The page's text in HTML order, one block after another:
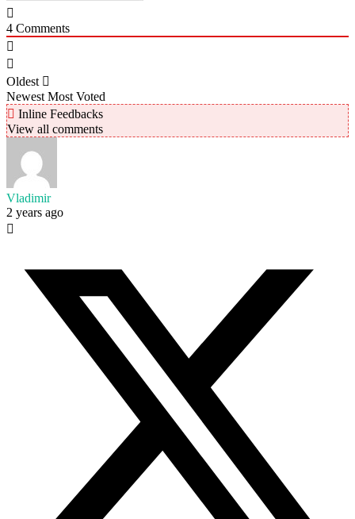
4 Comments
Oldest
Newest Most Voted
Inline Feedbacks
View all comments
Vladimir
2 years ago